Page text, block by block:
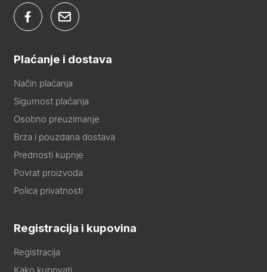
Plaćanje i dostava
Način plaćanja
Sigurnost plaćanja
Osobno preuzimanje
Brza i pouzdana dostava
Prednosti kupnje
Povrat proizvoda
Polica privatnosti
Registracija i kupovina
Registracija